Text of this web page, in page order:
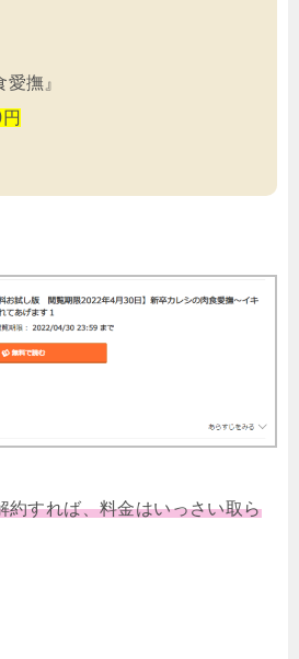
撫』
約すれば、料金はいっさい取ら